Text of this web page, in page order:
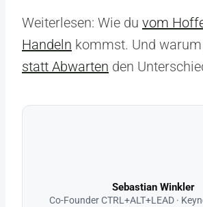
Weiterlesen: Wie du vom
Handeln kommst. Und warum
statt Abwarten den
Sebastian Winkler
Co-Founder CTRL+ALT+LEAD ·